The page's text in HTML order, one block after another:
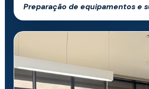
Preparação de equipamentos e